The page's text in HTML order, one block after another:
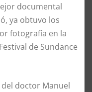
documental
ya obtuvo los
fotografía en la
de Sundance
doctor Manuel